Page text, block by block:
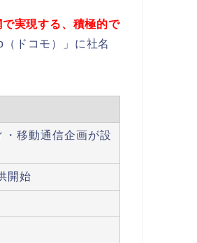
実現する、積極的で
ドコモ）」に社名
移動通信企画が設
開始